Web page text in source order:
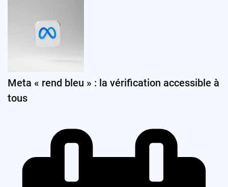
Meta « rend bleu » : la vérification accessible à
tous